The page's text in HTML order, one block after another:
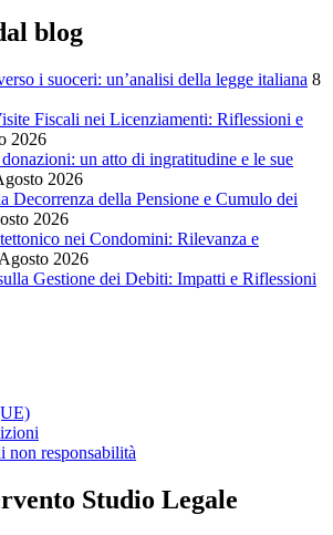
blog
i suoceri: un’analisi della legge italiana 8
Fiscali nei Licenziamenti: Riflessioni e
2026
un atto di ingratitudine e le sue
2026
Decorrenza della Pensione e Cumulo dei
2026
nei Condomini: Rilevanza e
2026
Gestione dei Debiti: Impatti e Riflessioni
non responsabilità
Studio Legale